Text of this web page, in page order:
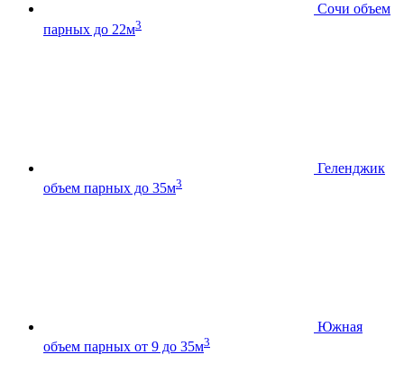
Сочи объем
парных до 22м3
Геленджик
объем парных до 35м3
Южная
объем парных от 9 до 35м3